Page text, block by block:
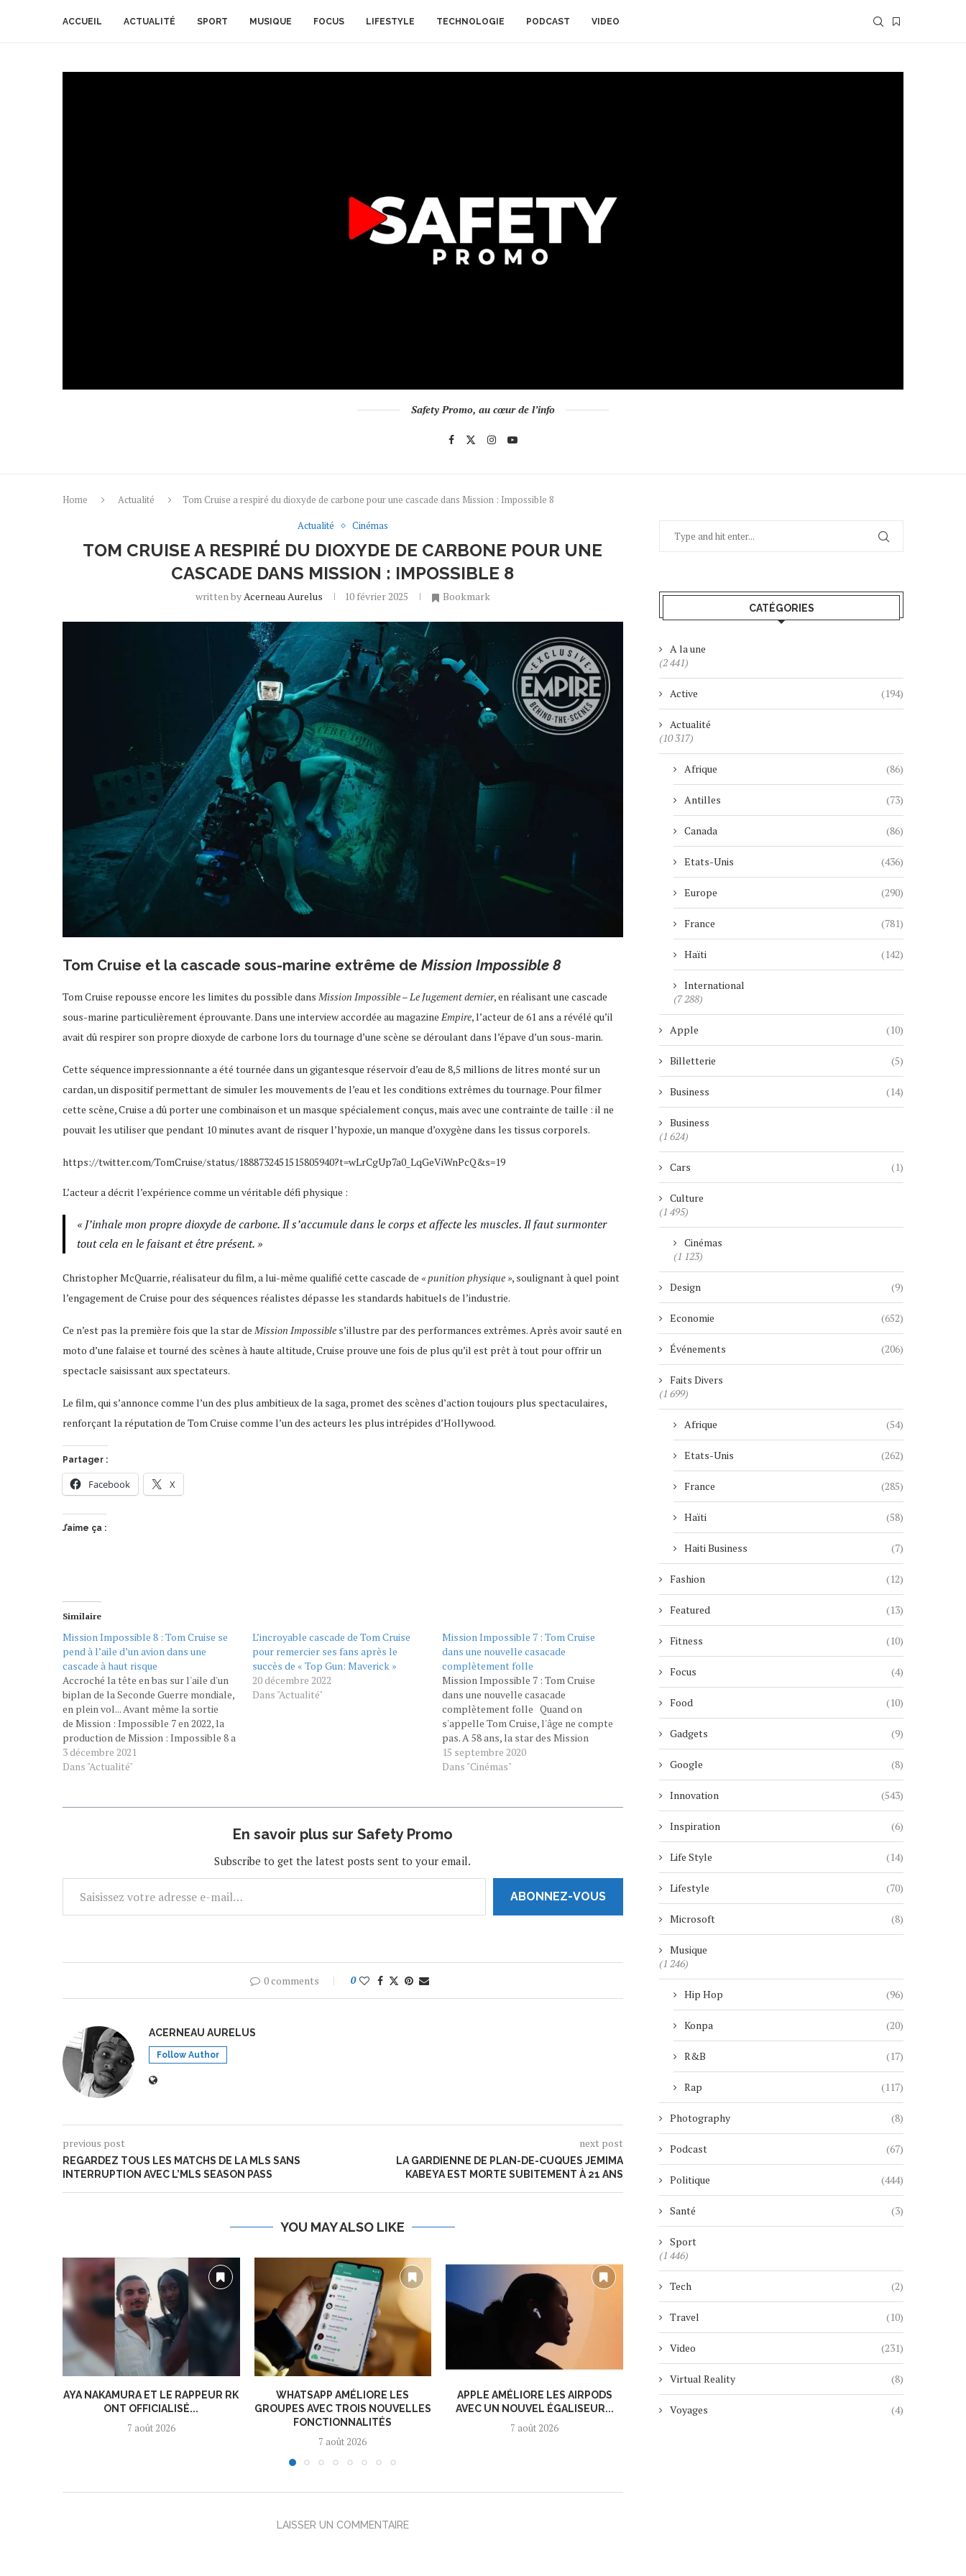
ACCUEIL ACTUALITÉ SPORT MUSIQUE FOCUS LIFESTYLE TECHNOLOGIE PODCAST VIDEO
Safety Promo, au cœur de l’info
Home Actualité
Tom Cruise a respiré du dioxyde de carbone pour une cascade dans Mission : Impossible 8
Actualité
Cinémas
TOM CRUISE A RESPIRÉ DU DIOXYDE DE CARBONE POUR UNE
CASCADE DANS MISSION : IMPOSSIBLE 8
written byAcerneau Aurelus 10 février 2025 Bookmark
Tom Cruise et la cascade sous-marine extrême de Mission Impossible 8
Tom Cruise repousse encore les limites du possible dans Mission Impossible – Le Jugement dernier, en réalisant une cascade
sous-marine particulièrement éprouvante. Dans une interview accordée au magazine Empire, l’acteur de 61 ans a révélé qu’il
avait dû respirer son propre dioxyde de carbone lors du tournage d’une scène se déroulant dans l’épave d’un sous-marin.
Cette séquence impressionnante a été tournée dans un gigantesque réservoir d’eau de 8,5 millions de litres monté sur un
cardan, un dispositif permettant de simuler les mouvements de l’eau et les conditions extrêmes du tournage. Pour filmer
cette scène, Cruise a dû porter une combinaison et un masque spécialement conçus, mais avec une contrainte de taille : il ne
pouvait les utiliser que pendant 10 minutes avant de risquer l’hypoxie, un manque d’oxygène dans les tissus corporels.
https://twitter.com/TomCruise/status/1888732451515805940?t=wLrCgUp7a0_LqGeViWnPcQ&s=19
L’acteur a décrit l’expérience comme un véritable défi physique :
« J’inhale mon propre dioxyde de carbone. Il s’accumule dans le corps et affecte les muscles. Il faut surmonter
tout cela en le faisant et être présent. »
Christopher McQuarrie, réalisateur du film, a lui-même qualifié cette cascade de « punition physique », soulignant à quel point
l’engagement de Cruise pour des séquences réalistes dépasse les standards habituels de l’industrie.
Ce n’est pas la première fois que la star de Mission Impossible s’illustre par des performances extrêmes. Après avoir sauté en
moto d’une falaise et tourné des scènes à haute altitude, Cruise prouve une fois de plus qu’il est prêt à tout pour offrir un
spectacle saisissant aux spectateurs.
Le film, qui s’annonce comme l’un des plus ambitieux de la saga, promet des scènes d’action toujours plus spectaculaires,
renforçant la réputation de Tom Cruise comme l’un des acteurs les plus intrépides d’Hollywood.
Partager :
Facebook X
J’aime ça :
Similaire
Mission Impossible 8 : Tom Cruise se
pend à l’aile d’un avion dans une
cascade à haut risque
Accroché la tête en bas sur l'aile d'un
biplan de la Seconde Guerre mondiale,
en plein vol... Avant même la sortie
de Mission : Impossible 7 en 2022, la
production de Mission : Impossible 8 a
déjà commencé ! C'est en tout cas ce
que suggèrent ces photos de tournage
3 décembre 2021
Dans "Actualité"
L’incroyable cascade de Tom Cruise
pour remercier ses fans après le
succès de « Top Gun: Maverick »
20 décembre 2022
Dans "Actualité"
Mission Impossible 7 : Tom Cruise
dans une nouvelle casacade
complètement folle
Mission Impossible 7 : Tom Cruise
dans une nouvelle casacade
complètement folle Quand on
s'appelle Tom Cruise, l'âge ne compte
pas. A 58 ans, la star des Mission
Impossible n'est pas prête à abonner
sa passion pour les cascades les plus
15 septembre 2020
Dans "Cinémas"
En savoir plus sur Safety Promo
Subscribe to get the latest posts sent to your email.
ABONNEZ-VOUS
0 comments 0
ACERNEAU AURELUS
Follow Author
previous post
REGARDEZ TOUS LES MATCHS DE LA MLS SANS
INTERRUPTION AVEC L’MLS SEASON PASS
next post
LA GARDIENNE DE PLAN-DE-CUQUES JEMIMA
KABEYA EST MORTE SUBITEMENT À 21 ANS
YOU MAY ALSO LIKE
AYA NAKAMURA ET LE RAPPEUR RK
ONT OFFICIALISÉ...
7 août 2026
WHATSAPP AMÉLIORE LES
GROUPES AVEC TROIS NOUVELLES
FONCTIONNALITÉS
7 août 2026
APPLE AMÉLIORE LES AIRPODS
AVEC UN NOUVEL ÉGALISEUR...
7 août 2026
GOOGLE ASSISTANT TIRE SA
RÉVÉRENCE SUR ANDROID :...
« GIGN » : LE SUCCÈS
LAISSER UN COMMENTAIRE
CATÉGORIES
A la une
(2 441)
Active (194)
Actualité
(10 317)
Afrique (86)
Antilles (73)
Canada (86)
Etats-Unis (436)
Europe (290)
France (781)
Haïti (142)
International
(7 288)
Apple (10)
Billetterie (5)
Business (14)
Business
(1 624)
Cars (1)
Culture
(1 495)
Cinémas
(1 123)
Design (9)
Economie (652)
Événements (206)
Faits Divers
(1 699)
Afrique (54)
Etats-Unis (262)
France (285)
Haïti (58)
Haiti Business (7)
Fashion (12)
Featured (13)
Fitness (10)
Focus (4)
Food (10)
Gadgets (9)
Google (8)
Innovation (543)
Inspiration (6)
Life Style (14)
Lifestyle (70)
Microsoft (8)
Musique
(1 246)
Hip Hop (96)
Konpa (20)
R&B (17)
Rap (117)
Photography (8)
Podcast (67)
Politique (444)
Santé (3)
Sport
(1 446)
Tech (2)
Travel (10)
Video (231)
Virtual Reality (8)
Voyages (4)